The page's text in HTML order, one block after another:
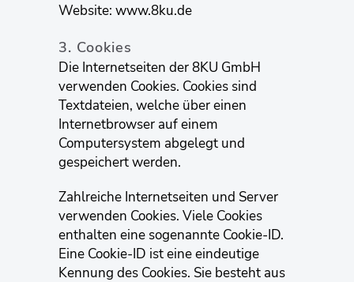
Website: www.8ku.de
3. Cookies
Die Internetseiten der 8KU GmbH
verwenden Cookies. Cookies sind
Textdateien, welche über einen
Internetbrowser auf einem
Computersystem abgelegt und
gespeichert werden.
Zahlreiche Internetseiten und Server
verwenden Cookies. Viele Cookies
enthalten eine sogenannte Cookie-ID.
Eine Cookie-ID ist eine eindeutige
Kennung des Cookies. Sie besteht aus